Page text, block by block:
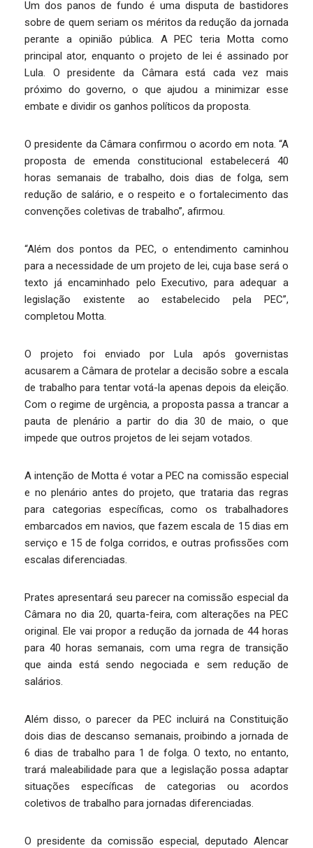
Um dos panos de fundo é uma disputa de bastidores
sobre de quem seriam os méritos da redução da jornada
perante a opinião pública. A PEC teria Motta como
principal ator, enquanto o projeto de lei é assinado por
Lula. O presidente da Câmara está cada vez mais
próximo do governo, o que ajudou a minimizar esse
embate e dividir os ganhos políticos da proposta.
O presidente da Câmara confirmou o acordo em nota. “A
proposta de emenda constitucional estabelecerá 40
horas semanais de trabalho, dois dias de folga, sem
redução de salário, e o respeito e o fortalecimento das
convenções coletivas de trabalho”, afirmou.
“Além dos pontos da PEC, o entendimento caminhou
para a necessidade de um projeto de lei, cuja base será o
texto já encaminhado pelo Executivo, para adequar a
legislação existente ao estabelecido pela PEC”,
completou Motta.
O projeto foi enviado por Lula após governistas
acusarem a Câmara de protelar a decisão sobre a escala
de trabalho para tentar votá-la apenas depois da eleição.
Com o regime de urgência, a proposta passa a trancar a
pauta de plenário a partir do dia 30 de maio, o que
impede que outros projetos de lei sejam votados.
A intenção de Motta é votar a PEC na comissão especial
e no plenário antes do projeto, que trataria das regras
para categorias específicas, como os trabalhadores
embarcados em navios, que fazem escala de 15 dias em
serviço e 15 de folga corridos, e outras profissões com
escalas diferenciadas.
Prates apresentará seu parecer na comissão especial da
Câmara no dia 20, quarta-feira, com alterações na PEC
original. Ele vai propor a redução da jornada de 44 horas
para 40 horas semanais, com uma regra de transição
que ainda está sendo negociada e sem redução de
salários.
Além disso, o parecer da PEC incluirá na Constituição
dois dias de descanso semanais, proibindo a jornada de
6 dias de trabalho para 1 de folga. O texto, no entanto,
trará maleabilidade para que a legislação possa adaptar
situações específicas de categorias ou acordos
coletivos de trabalho para jornadas diferenciadas.
O presidente da comissão especial, deputado Alencar